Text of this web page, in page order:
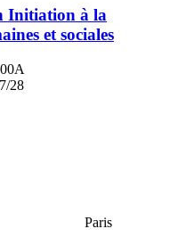
Initiation à la
et sociales
28
Paris